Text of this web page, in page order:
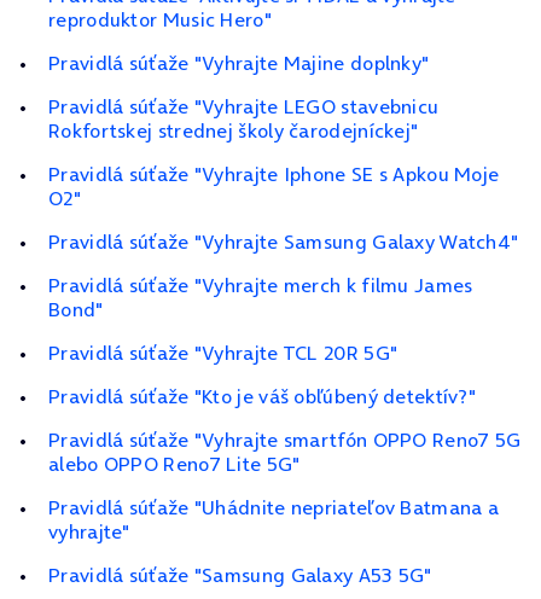
reproduktor Music Hero"
Pravidlá súťaže "Vyhrajte Majine doplnky"
Pravidlá súťaže "Vyhrajte LEGO stavebnicu
Rokfortskej strednej školy čarodejníckej"
Pravidlá súťaže "Vyhrajte Iphone SE s Apkou Moje
O2"
Pravidlá súťaže "Vyhrajte Samsung Galaxy Watch4"
Pravidlá súťaže "Vyhrajte merch k filmu James
Bond"
Pravidlá súťaže "Vyhrajte TCL 20R 5G"
Pravidlá súťaže "Kto je váš obľúbený detektív?"
Pravidlá súťaže "Vyhrajte smartfón OPPO Reno7 5G
alebo OPPO Reno7 Lite 5G"
Pravidlá súťaže "Uhádnite nepriateľov Batmana a
vyhrajte"
Pravidlá súťaže "Samsung Galaxy A53 5G"